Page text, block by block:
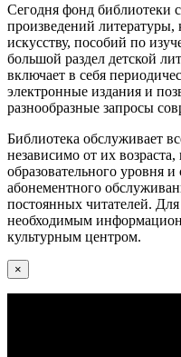
Сегодня фонд библиотеки
произведений
искусству, пособий по
большой раздел детской
включает в себя
электронные издания и
разнообразные запросы
Библиотека обслуживает
независимо от их
образовательного уровня
абонементного
постоянных читателей.
необходимым
культурным центром.
×